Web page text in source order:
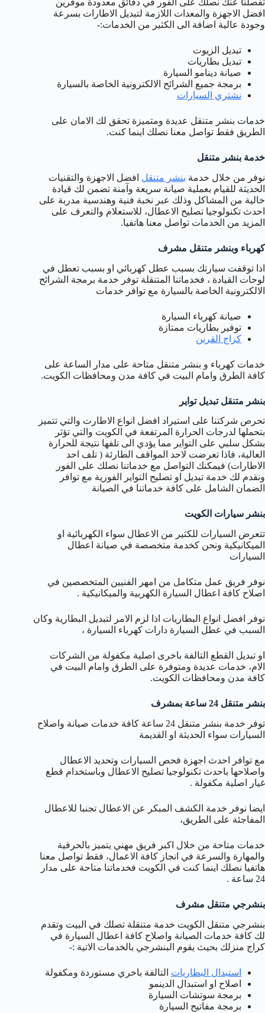
تفصلنا عنك نصلك على الفور في دقائق معدودة موفرين
افضل الاجهزة والمعدات اللازمة لتبديل الاطارات بسرعة
وجودة عالية اضافة الى الكثير من الخدمات:-
تبديل الزيوت
تبديل بطاريات
صيانة دينامو السيارة
برمجة جميع الشرائح الالكترونية الخاصة بالسيارة
نشتري السيارات
خدمات بنشر متنقل عديدة ومتميزة تحقق لك الامان على
الطريق فقط تواصل معنا نصلك اينما كنت.
خدمة بنشر متنقل
نوفر من خلال خدمة بنشر متنقل افضل الاجهزة والتقنيات
الحديثة للقيام بعملية صيانة سريعة وآمنة تضمن لك قيادة
خالية من المشاكل وذلك عبر نخبة فنية وهندسية مدربة على
احدث تكنولوجيا تصليح الاعطال، للاستعلام والتعرف على
المزيد من الخدمات تواصل معنا هاتفيا.
كهرباء وبنشر متنقل مشرف
اذا توقفت سيارتك بسبب عطل كهربائي او بسبب تعطل في
لوحات القيادة ، فخدماتنا المتنقلة توفر خدمة برمجة الشرائح
الالكترونية الخاصة بالسيارة مع توافر خدمات
صيانة كهرباء السيارة
توفير بطاريات ممتازة
كراج القرين
خدمات كهرباء و بنشر متنقل متاحة على مدار الساعة على
كافة الطرق وامام البيت في كافة مدن ومحافظات الكويت.
بنشر متنقل تبديل تواير
تحرص شركتنا على استيراد افضل انواع الاطارت والتي تتميز
بتحملها لدرجات الحرارة المرتفعة في الكويت والتي تؤثر
بشكل سلبي على التواير مما يؤدي الى تلفها نتيجة للحرارة
العالية، فاذا تعرضت لاحد المواقف الطارئة ( تلف احد
الاطارات) فيمكنك التواصل مع خدماتنا نصلك على الفور
ونقدم لك خدمة تبديل او تصليح التواير الفورية مع توافر
الضمان الشامل على كافة خدماتنا في الصيانة
بنشر سيارات الكويت
تتعرض السيارات للكثير من الاعطال سواء الكهربائية او
الميكانيكية ونحن كخدمة متخصصة في صيانة اعطال
السيارات
نوفر فريق عمل متكامل من امهر الفنيين المتخصصين في
اصلاح كافة اعطال السيارة الكهربية والميكانيكية .
نوفر افضل انواع البطاريات اذا لزم الامر لتبديل البطارية وكان
السبب في عطل السيارة دارات كهرباء السيارة ،
او تبديل القطع التالفة باخرى اصلية مكفولة من الشركات
الام، خدمات عديدة ومتوفرة على الطرق وامام البيت في
كافة مدن ومحافظات الكويت.
بنشر متنقل 24 ساعة بمشرف
توفر خدمة بنشر متنقل 24 ساعة كافة خدمات صيانة واصلاح
السيارات سواء الحديثة او القديمة
مع توافر احدث اجهزة فحص السيارات وتحديد الاعطال
واصلاحها باحدث تكنولوجيا تصليح الاعطال وباستخدام قطع
غيار اصلية مكفولة .
ايضا نوفر خدمة الكشف المبكر عن الاعطال تجنبا للاعطال
المفاجئة على الطريق،
خدمات متاحة من خلال اكبر فريق مهني يتميز بالحرفية
والمهارة والسرعة في انجاز كافة الاعمال، فقط تواصل معنا
هاتفيا نصلك اينما كنت في الكويت فخدماتنا متاحة على مدار
24 ساعة .
بنشرجي متنقل مشرف
بنشرجي متنقل الكويت خدمة متنقلة تصلك في البيت وتقدم
لك كافة خدمات الصيانة واصلاح كافة اعطال السيارة في
كراج منزلك بحيث يقوم البنشرجي بالخدمات الاتية :-
استبدال البطاريات التالفة باخري مستوردة ومكفولة
اصلاح او استبدال الدينمو
برمجة سوتشات السيارة
برمجة مفاتيح السيارة